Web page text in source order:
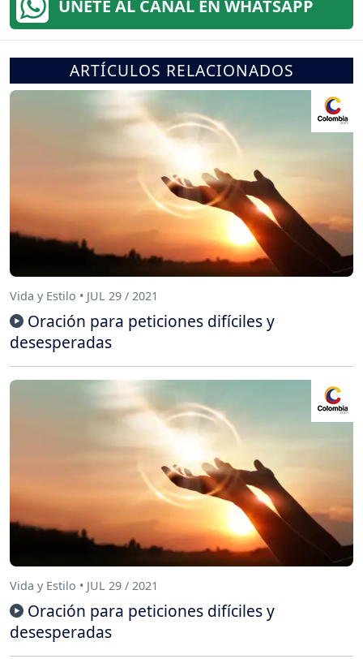
ÚNETE AL CANAL EN WHATSAPP
ARTÍCULOS RELACIONADOS
Vida y Estilo • JUL 29 / 2021
Oración para peticiones difíciles y
desesperadas
Vida y Estilo • JUL 29 / 2021
Oración para peticiones difíciles y
desesperadas